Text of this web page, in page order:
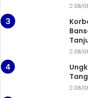
08/
08/
08/